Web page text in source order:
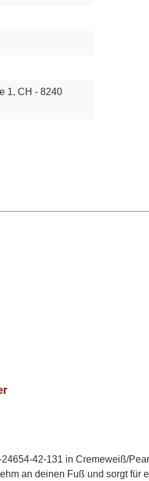
1, CH - 8240
42-131 in Cremeweiß/
an deinen Fuß und sorgt